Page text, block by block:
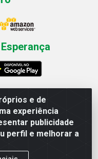
e de
experiência
publicidade
perfil e melhorar a
Caldas Filho, 291 -
335 - CNPJ
23